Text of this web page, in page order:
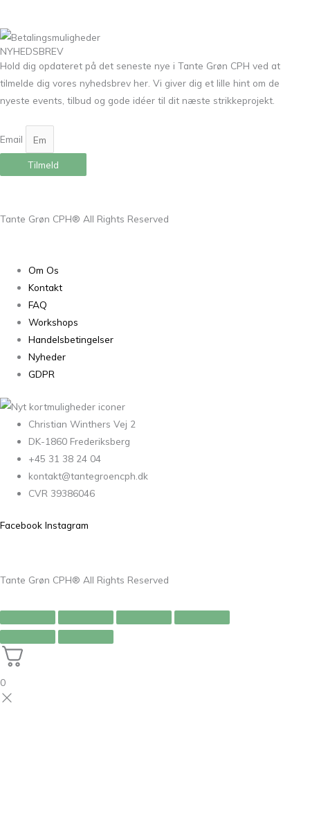
NYHEDSBREV
Hold dig opdateret på det seneste nye i Tante Grøn CPH ved at
tilmelde dig vores nyhedsbrev her. Vi giver dig et lille hint om de
nyeste events, tilbud og gode idéer til dit næste strikkeprojekt.
Email
Tilmeld
Tante Grøn CPH® All Rights Reserved
Om Os
Kontakt
FAQ
Workshops
Handelsbetingelser
Nyheder
GDPR
Christian Winthers Vej 2
DK-1860 Frederiksberg
+45 31 38 24 04
kontakt@tantegroencph.dk
CVR 39386046
Facebook Instagram
Tante Grøn CPH® All Rights Reserved
0